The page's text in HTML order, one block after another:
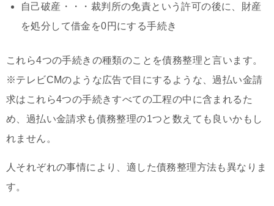
自己破産・・・裁判所の免責という許可の後に、財産
を処分して借金を0円にする手続き
これら4つの手続きの種類のことを債務整理と言います。
※テレビCMのような広告で目にするような、過払い金請
求はこれら4つの手続きすべての工程の中に含まれるた
め、過払い金請求も債務整理の1つと数えても良いかもし
れません。
人それぞれの事情により、適した債務整理方法も異なりま
す。